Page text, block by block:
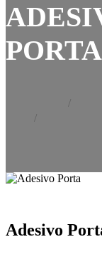
PORTA
Adesivo